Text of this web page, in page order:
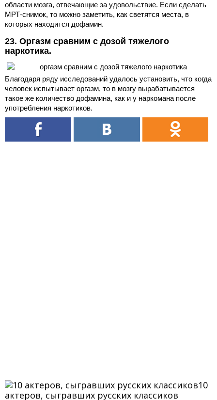
области мозга, отвечающие за удовольствие. Если сделать
МРТ-снимок, то можно заметить, как светятся места, в
которых находится дофамин.
23. Оргазм сравним с дозой тяжелого
наркотика.
Благодаря ряду исследований удалось установить, что когда
человек испытывает оргазм, то в мозгу вырабатывается
такое же количество дофамина, как и у наркомана после
употребления наркотиков.
10
актеров, сыгравших русских классиков